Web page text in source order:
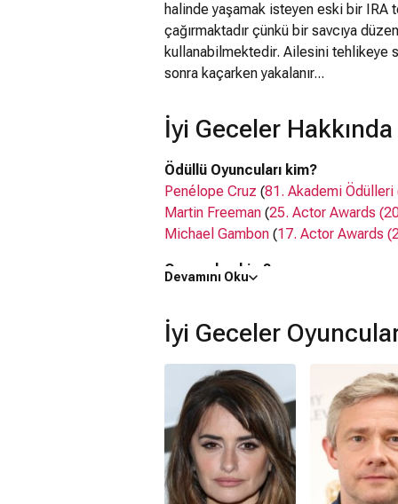
halinde yaşamak isteyen eski bir
çağırmaktadır çünkü bir savcıya
kullanabilmektedir. Ailesini tehlikeye
sonra kaçarken yakalanır...
İyi Geceler
Ödüllü Oyuncuları kim?
Penélope Cruz (81. Akademi Ödülleri
Martin Freeman (25. Actor Awards
Michael Gambon (17. Actor Awards
Oyuncuları kim?
İyi Geceler filmi nerede çekildi?
İyi Geceler filmiİngiltere
Kaç saat?
1 saat 33 dakika
IMDb puanı kaç?
5.7
Devamını Oku
İyi Geceler